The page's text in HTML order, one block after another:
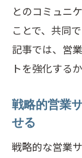
とのコミュニ
ことで、共同
記事では、営
トを強化する
戦略的営業
せる
戦略的な営業